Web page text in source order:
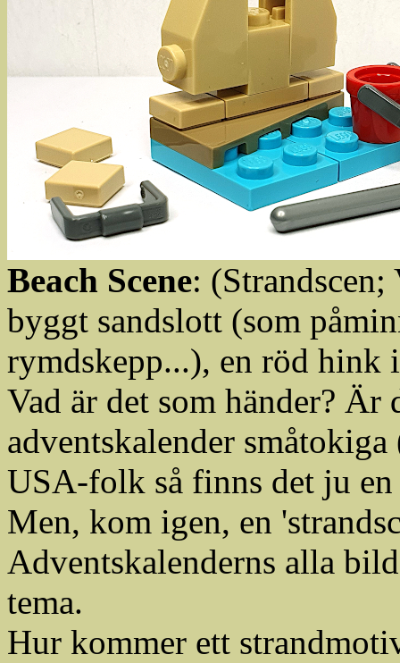
Beach Scene: (Strandscen;
byggt sandslott (som
rymdskepp...), en röd hink
Vad är det som händer?
adventskalender
USA-folk så finns det ju
Men, kom igen, en
Adventskalenderns alla
tema.
Hur kommer ett